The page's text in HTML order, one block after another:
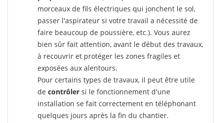
morceaux de fils électriques qui jonchent le sol,
passer l'aspirateur si votre travail a nécessité de
faire beaucoup de poussière, etc.). Vous aurez
bien sûr fait attention, avant le début des travaux,
à recouvrir et protéger les zones fragiles et
exposées aux alentours.
Pour certains types de travaux, il peut être utile
de contrôler si le fonctionnement d'une
installation se fait correctement en téléphonant
quelques jours après la fin du chantier.